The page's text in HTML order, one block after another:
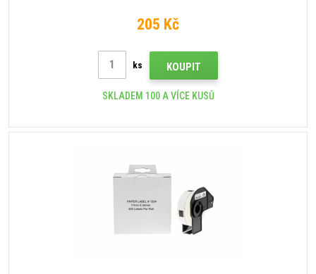
205 Kč
ks KOUPIT
SKLADEM 100 A VÍCE KUSŮ